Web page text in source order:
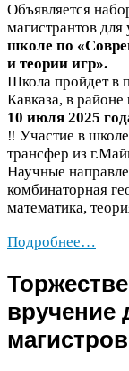
Объявляется
магистрантов для
школе по
и теории игр».
Школа пройдет в
Кавказа, в районе
10 июля 2025
‼️ Участие в
трансфер из
Научные
комбинаторная
математика,
Подробнее…
вручение
магистров